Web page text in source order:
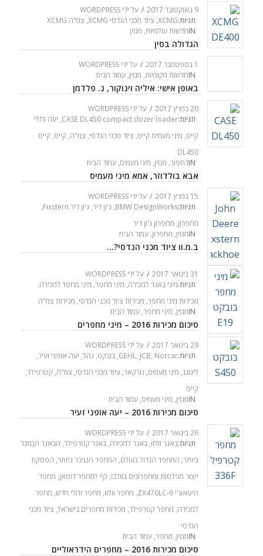
9 באוקטובר 2017 / על ידי WORDPRESS
INחדשות עולמיות, מגזין
תגיות:XCMG
, ציוד מכני הנדסי XCMG , צמ"ה XCMG
הגדולה בסין
1 בספטמבר 2017 / על ידי WORDPRESS
INחדשות מקומיות, מגזין, עמוד הבית
באופן אישי: איליה וינוקור, נ. פלדמן
20 במרץ 2017 / על ידי WORDPRESS
INדחפור, מגזין, מיני מעמיס, עמוד הבית
תגיות:CASE DL450 compact dozer loader
, יעה זחלי
קייס, מיני מעמיס קייס, ציוד מכני הנדסי, צמ"ה, קייס, קייס
DL450
אבא בולדוזר, אמא מיני מעמיס
15 במרץ 2017 / על ידי WORDPRESS
INמגזין, מחפרון, עמוד הבית
תגיות:BMW DesignWorks
, ג'ון דיר, ג'ון דיר Fixstern
,
מחפרון, מחפרון ג'ון דיר
ב.מ.וו ציוד מכני הנדסי?…
31 בינואר 2017 / על ידי WORDPRESS
INמגזין, מיני מחפר, עמוד הבית
תגיות:מיני באגר למכירה, מיני מחפר, מיני מחפר למכירה,
מכירות מיני מחפר, מכירות ציוד מכני הנדסי, מכירות צמ"ה
סיכום מכירות 2016 – מיני מחפרים
29 בינואר 2017 / על ידי WORDPRESS
INמגזין, מיני מעמיס, עמוד הבית
תגיות: GEHL, JCB, Norcar
, בובקט, גהל, יעה אופני זעיר,
ליגונג, מיני מעמיס, נורקאר, ציוד מכני הנדסי, צמ"ה, קטרפילר,
קייס
סיכום מכירות 2016 – יעה אופני זעיר
26 בינואר 2017 / על ידי WORDPRESS
INמגזין, מחפר, עמוד הבית
תגיות:באגר וולוו, באגר למכירה, באגר קטרפילר, הבאגר הנמכר
ביותר, המחפר הגדול בעולם, המחפר הנמכר ביותר, הפסקת
ייצור מפלסות ומחפרונים בוולבו, כף למחפר דוסאן, מחפר
היטאצ'י ZX470LC-6
, מחפר וולוו, מחפר זחלי חדש, מחפר
למכירה, מחפר קטרפילר, מכירות מחפרים בישראל, ציוד מכני
הנדסי
סיכום מכירות 2016 – מחפרים הידראוליים